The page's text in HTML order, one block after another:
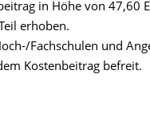
in Höhe von 47,60
erhoben.
Fachschulen und
Kostenbeitrag befreit.